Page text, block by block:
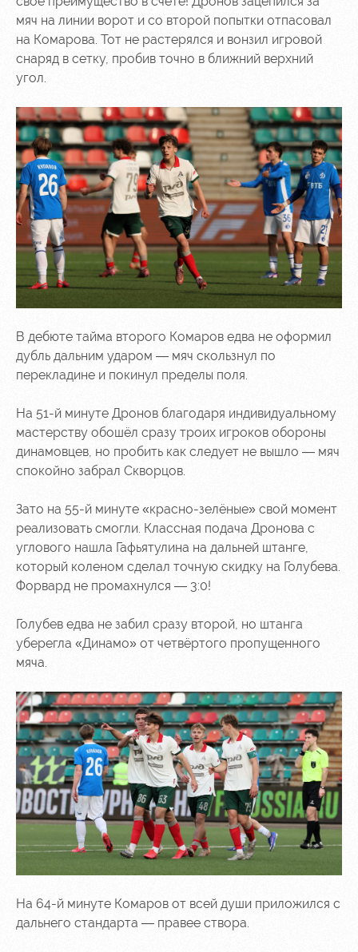
мяч на линии ворот и со второй попытки отпасовал
на Комарова. Тот не растерялся и вонзил игровой
снаряд в сетку, пробив точно в ближний верхний
угол.
В дебюте тайма второго Комаров едва не оформил
дубль дальним ударом — мяч скользнул по
перекладине и покинул пределы поля.
На 51-й минуте Дронов благодаря индивидуальному
мастерству обошёл сразу троих игроков обороны
динамовцев, но пробить как следует не вышло — мяч
спокойно забрал Скворцов.
Зато на 55-й минуте «красно-зелёные» свой момент
реализовать смогли. Классная подача Дронова с
углового нашла Гафьятулина на дальней штанге,
который коленом сделал точную скидку на Голубева.
Форвард не промахнулся — 3:0!
Голубев едва не забил сразу второй, но штанга
уберегла «Динамо» от четвёртого пропущенного
мяча.
На 64-й минуте Комаров от всей души приложился с
дальнего стандарта — правее створа.